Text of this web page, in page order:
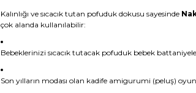
Kalınlığı ve sıcacık tutan pofuduk dokusu sayesinde
çok alanda kullanılabilir:
Bebeklerinizi sıcacık tutacak pofuduk bebek
Son yılların modası olan kadife amigurumi (peluş)